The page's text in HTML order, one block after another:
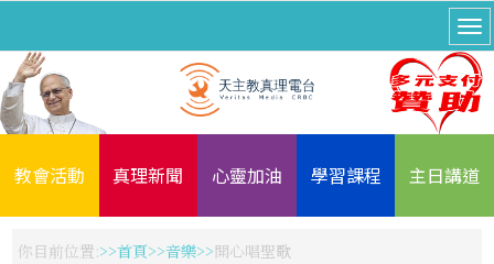
教會活動 真理新聞 心靈加油 學習課程 主日講道
你目前位置: 首頁 音樂 開心唱聖歌